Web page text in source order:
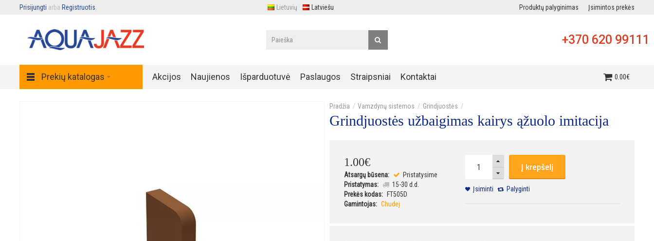
Prisijungti arba Registruotis Lietuvių Latviešu Produktų palyginimas Įsimintos prekės
+370 620 99111
Prekių katalogas Akcijos Naujienos Išparduotuvė Paslaugos Straipsniai Kontaktai 0.00€
Vamzdynų sistemos Grindjuostės
Grindjuostės užbaigimas kairys ąžuolo imitacija
1.00€
Atsargų būsena:
Pristatysime
Pristatymas:
15-30 d.d.
Prekės kodas:
FT505D
Gamintojas: Chudej
Į krepšelį
Įsiminti Palyginti